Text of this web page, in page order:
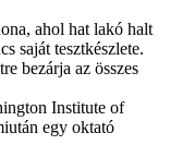
ahol hat lakó halt
saját tesztkészlete.
bezárja az összes
Institute of
egy oktató